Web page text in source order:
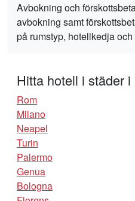
Avbokning och
avbokning samt
på rumstyp, hotellkedja
Hitta hotell i städer i
Rom
Milano
Neapel
Turin
Palermo
Genua
Bologna